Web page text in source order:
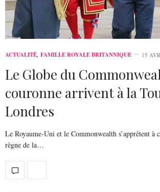
ACTUALITÉ, FAMILLE ROYALE BRITANNIQUE 15
Le Globe du
couronne arrivent à la
Londres
Le Royaume-Uni et le Commonwealth s’apprêtent à
règne de la…